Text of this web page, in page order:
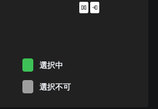
選択中
選択不可